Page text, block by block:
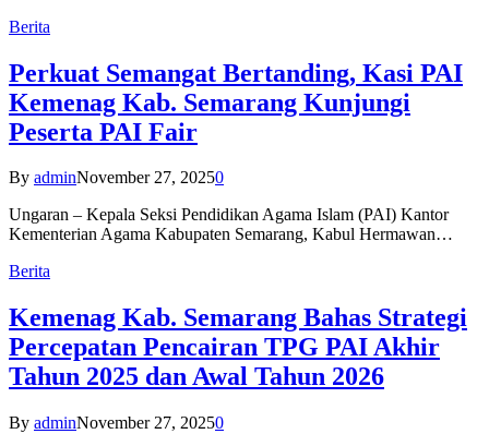
Berita
Perkuat Semangat Bertanding, Kasi PAI
Kemenag Kab. Semarang Kunjungi
Peserta PAI Fair
By adminNovember 27, 20250
Ungaran – Kepala Seksi Pendidikan Agama Islam (PAI) Kantor
Kementerian Agama Kabupaten Semarang, Kabul Hermawan…
Berita
Kemenag Kab. Semarang Bahas Strategi
Percepatan Pencairan TPG PAI Akhir
Tahun 2025 dan Awal Tahun 2026
By adminNovember 27, 20250